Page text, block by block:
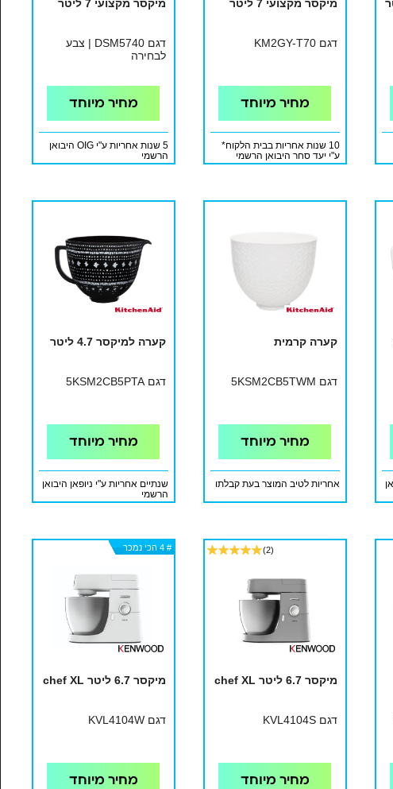
מיקסר מקצועי 7 ליטר
דגם KM2GY-T70
מחיר מיוחד
10 שנות אחריות בבית הלקוח*
ע"י יעד סחר היבואן הרשמי
מיקסר מקצועי 7 ליטר
דגם DSM5740 | צבע
לבחירה
מחיר מיוחד
5 שנות אחריות ע"י OIG היבואן
הרשמי
קערה קרמית
דגם 5KSM2CB5TWM
מחיר מיוחד
אחריות לטיב המוצר בעת קבלתו
קערה למיקסר 4.7 ליטר
דגם 5KSM2CB5PTA
מחיר מיוחד
שנתיים אחריות ע"י ניופאן היבואן
הרשמי
(2)
מיקסר 6.7 ליטר chef XL
דגם KVL4104S
מחיר מיוחד
# 4 הכי נמכר
# 4 הכי נמכר
# 4 הכי נמכר
# 4 הכי נמכר
מיקסר 6.7 ליטר chef XL
דגם KVL4104W
מחיר מיוחד